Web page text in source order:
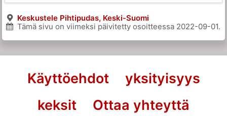
Keskustele Pihtipudas, Keski-Suomi
Tämä sivu on viimeksi päivitetty osoitteessa 2022-09-01.
Käyttöehdot
yksityisyys
keksit
Ottaa yhteyttä